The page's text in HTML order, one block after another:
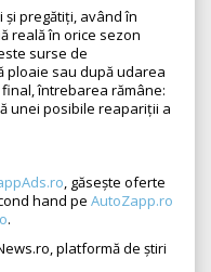
pregătiți, având în
reală în orice sezon
surse de
ploaie sau după udarea
întrebarea rămâne:
unei posibile reapariții a
, găsește oferte
hand pe AutoZapp.ro
.
platformă de știri